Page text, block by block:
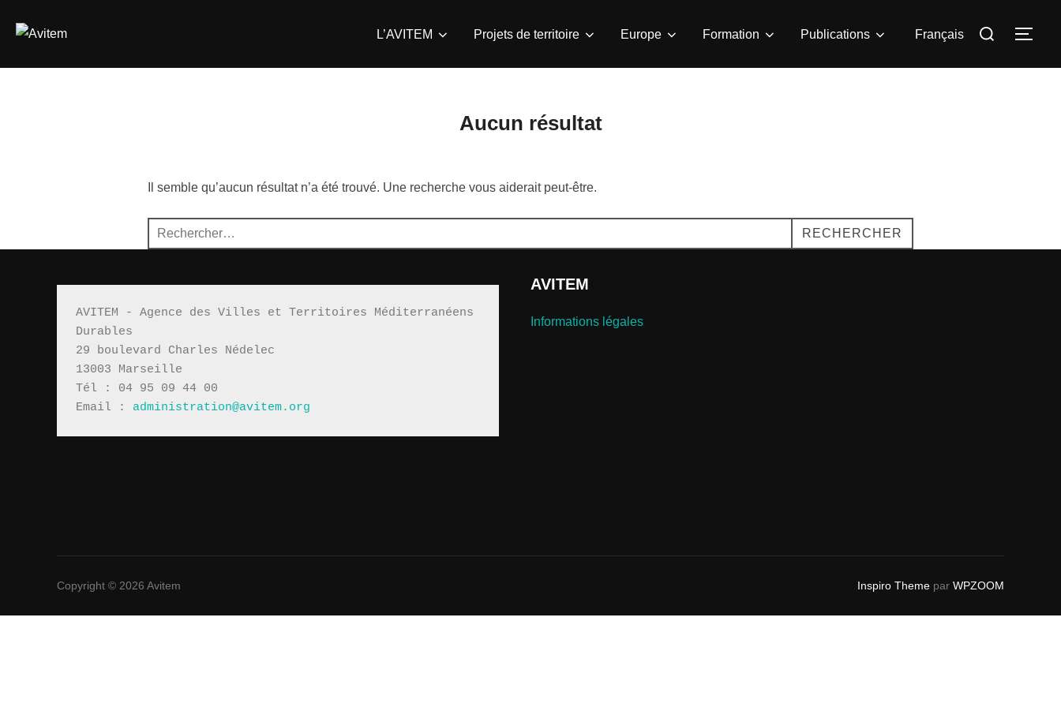
L’AVITEM Projets de territoire Europe Formation Publications Français
Rechercher :
Aucun résultat
Il semble qu’aucun résultat n’a été trouvé. Une recherche vous aiderait peut-être.
Recherche
pour :
RECHERCHER
AVITEM - Agence des Villes et Territoires Méditerranéens
Durables
29 boulevard Charles Nédelec
13003 Marseille
Tél : 04 95 09 44 00
Email : administration@avitem.org
AVITEM
Informations légales
Copyright © 2026 Avitem Inspiro Theme par WPZOOM